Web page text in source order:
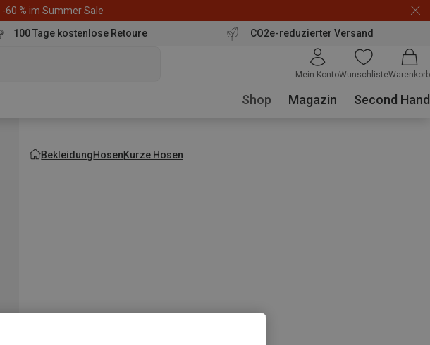
60 % im Summer Sale
100 Tage kostenlose Retoure CO2e-reduzierter Versand
Mein KontoWunschlisteWarenkorb
Shop Magazin Second Hand
BekleidungHosenKurze Hosen